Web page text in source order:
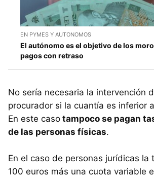
EN PYMES Y AUTONOMOS
El autónomo es el objetivo de los
pagos con retraso
No sería necesaria la intervención
procurador si la cuantía es inferior
En este caso tampoco se pagan
de las personas físicas.
En el caso de personas jurídicas la
100 euros más una cuota variable